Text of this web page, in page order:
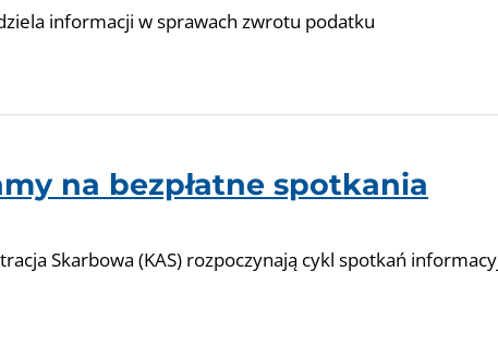
informacji w sprawach zwrotu podatku
na bezpłatne spotkania
Skarbowa (KAS) rozpoczynają cykl spotkań